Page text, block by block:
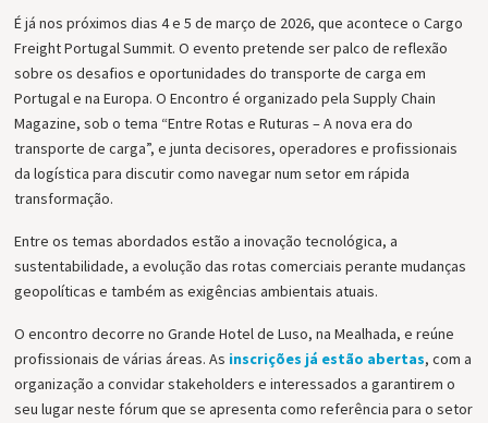
É já nos próximos dias 4 e 5 de março de 2026, que acontece o Cargo
Freight Portugal Summit. O evento pretende ser palco de reflexão
sobre os desafios e oportunidades do transporte de carga em
Portugal e na Europa. O Encontro é organizado pela Supply Chain
Magazine, sob o tema “Entre Rotas e Ruturas – A nova era do
transporte de carga”, e junta decisores, operadores e profissionais
da logística para discutir como navegar num setor em rápida
transformação.
Entre os temas abordados estão a inovação tecnológica, a
sustentabilidade, a evolução das rotas comerciais perante mudanças
geopolíticas e também as exigências ambientais atuais.
O encontro decorre no Grande Hotel de Luso, na Mealhada, e reúne
profissionais de várias áreas. As inscrições já estão abertas, com a
organização a convidar stakeholders e interessados a garantirem o
seu lugar neste fórum que se apresenta como referência para o setor